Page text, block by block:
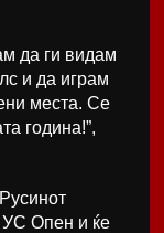
да ги видам
и да играм
места. Се
година!”,
Опен и ќе